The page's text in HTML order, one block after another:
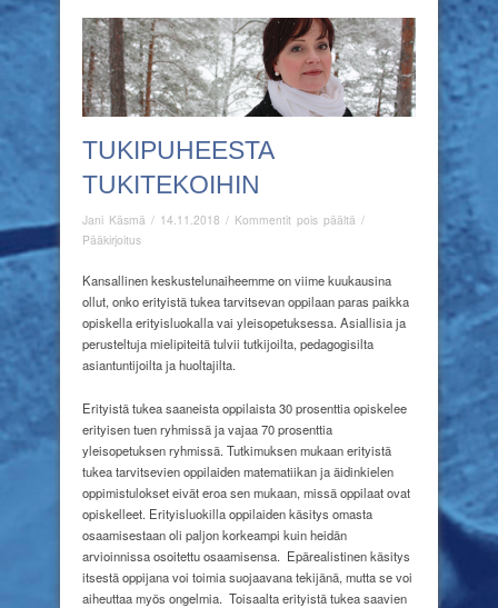
TUKIPUHEESTA
TUKITEKOIHIN
Jani Käsmä / 14.11.2018 / Kommentit pois päältä artikkelissa
/
Pääkirjoitus
Kansallinen keskustelunaiheemme on viime kuukausina
ollut, onko erityistä tukea tarvitsevan oppilaan paras paikka
opiskella erityisluokalla vai yleisopetuksessa. Asiallisia ja
perusteltuja mielipiteitä tulvii tutkijoilta, pedagogisilta
asiantuntijoilta ja huoltajilta.
Erityistä tukea saaneista oppilaista 30 prosenttia opiskelee
erityisen tuen ryhmissä ja vajaa 70 prosenttia
yleisopetuksen ryhmissä. Tutkimuksen mukaan erityistä
tukea tarvitsevien oppilaiden matematiikan ja äidinkielen
oppimistulokset eivät eroa sen mukaan, missä oppilaat ovat
opiskelleet. Erityisluokilla oppilaiden käsitys omasta
osaamisestaan oli paljon korkeampi kuin heidän
arvioinnissa osoitettu osaamisensa. Epärealistinen käsitys
itsestä oppijana voi toimia suojaavana tekijänä, mutta se voi
aiheuttaa myös ongelmia. Toisaalta erityistä tukea saavien